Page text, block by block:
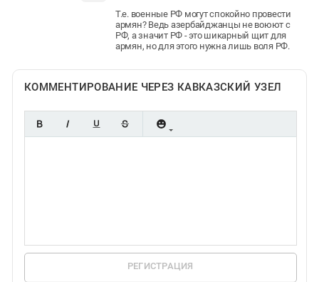
Т.е. военные РФ могут спокойно провести
армян? Ведь азербайджанцы не воюют с
РФ, а значит РФ - это шикарный щит для
армян, но для этого нужна лишь воля РФ.
КОММЕНТИРОВАНИЕ ЧЕРЕЗ КАВКАЗСКИЙ УЗЕЛ
РЕГИСТРАЦИЯ